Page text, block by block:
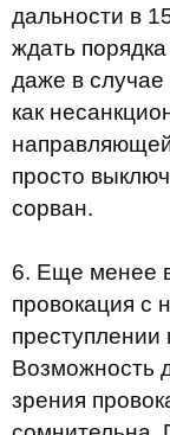
дальности в
ждать
даже в случае
как
просто
сорван.
6. Еще менее
провокация с
преступлении
Возможность
зрения